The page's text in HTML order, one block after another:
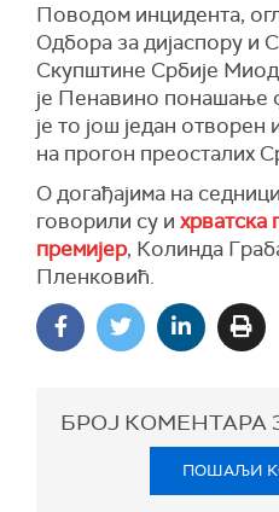
Поводом инцидента,
Одбора за дијаспору и
Скупштине Србије
је Пенавино понашање
је то још један
на прогон преосталих
O догађајима на
говорили су и хрватска
премијер, Колинда
Пленковић.
БРОЈ КОМЕНТАРА
ПОШАЉИ